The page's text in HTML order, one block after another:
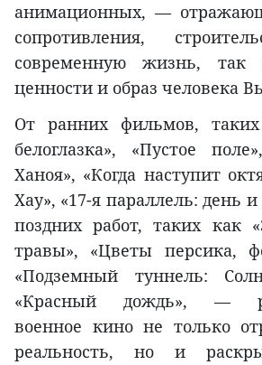
анимационных, —
сопротивления,
современную жизнь, так
ценности и образ человека
От ранних фильмов,
белоглазка», «Пустое
Ханоя», «Когда наступит
Хау», «17-я параллель: день
поздних работ, таких как
травы», «Цветы персика,
«Подземный туннель:
«Красный дождь», —
военное кино не только
реальность, но и